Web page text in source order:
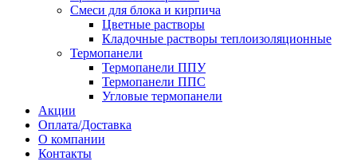
Смеси для блока и кирпича
Цветные растворы
Кладочные растворы теплоизоляционные
Термопанели
Термопанели ППУ
Термопанели ППС
Угловые термопанели
Акции
Оплата/Доставка
О компании
Контакты